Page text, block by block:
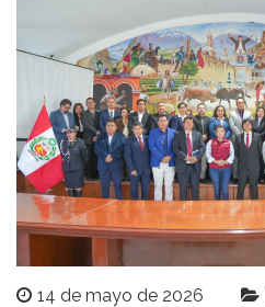
14 de mayo de 2026